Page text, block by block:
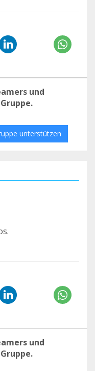
und
unterstützen
und